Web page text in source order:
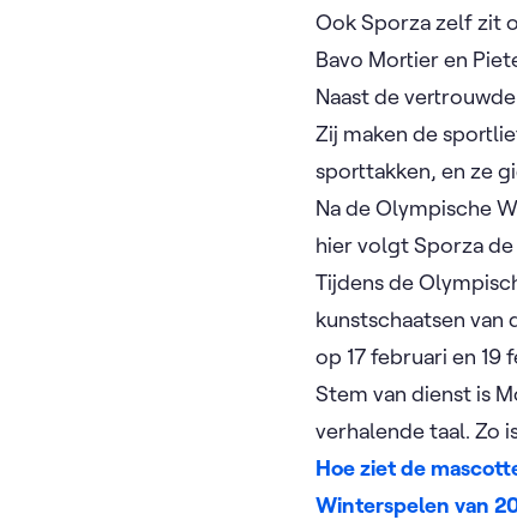
Ook Sporza zelf zit
Bavo Mortier en
Naast de
Zij maken de
sporttakken, en ze
Na de Olympische
hier volgt Sporza
Tijdens de
kunstschaatsen
op 17 februari en
Stem van dienst is
verhalende taal. Zo
Hoe ziet de
Winterspelen van